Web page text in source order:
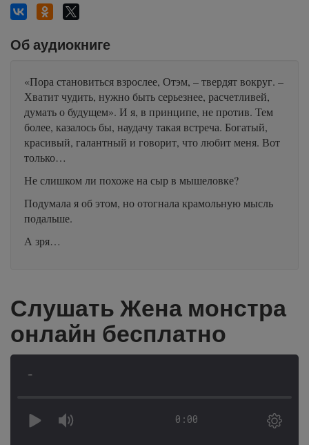
Об аудиокниге
«Пора становиться взрослее, Отэм, – твердят вокруг. –
Хватит чудить, нужно быть серьезнее, расчетливей,
думать о будущем». И я, в принципе, не против. Тем
более, казалось бы, наудачу такая встреча. Богатый,
красивый, галантный и говорит, что любит меня. Вот
только…
Не слишком ли похоже на сыр в мышеловке?
Подумала я об этом, но отогнала крамольную мысль
подальше.
А зря…
Слушать Жена монстра
онлайн бесплатно
-
0:00